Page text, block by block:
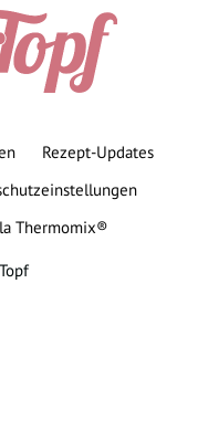
Rezept-Updates
Thermomix®